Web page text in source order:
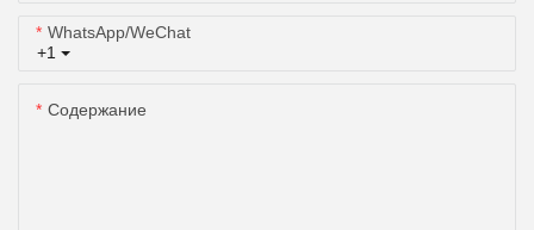
+1
WhatsApp/WeChat
Содержание